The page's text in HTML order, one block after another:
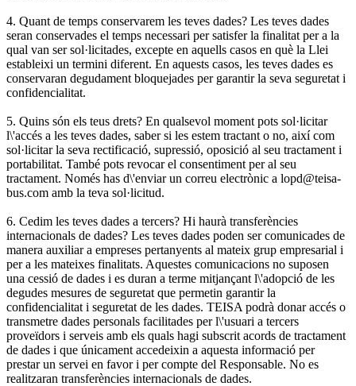
4. Quant de temps conservarem les teves dades? Les teves dades
seran conservades el temps necessari per satisfer la finalitat per a la
qual van ser sol·licitades, excepte en aquells casos en què la Llei
estableixi un termini diferent. En aquests casos, les teves dades es
conservaran degudament bloquejades per garantir la seva seguretat i
confidencialitat.
5. Quins són els teus drets? En qualsevol moment pots sol·licitar
l\'accés a les teves dades, saber si les estem tractant o no, així com
sol·licitar la seva rectificació, supressió, oposició al seu tractament i
portabilitat. També pots revocar el consentiment per al seu
tractament. Només has d\'enviar un correu electrònic a lopd@teisa-
bus.com amb la teva sol·licitud.
6. Cedim les teves dades a tercers? Hi haurà transferències
internacionals de dades? Les teves dades poden ser comunicades de
manera auxiliar a empreses pertanyents al mateix grup empresarial i
per a les mateixes finalitats. Aquestes comunicacions no suposen
una cessió de dades i es duran a terme mitjançant l\'adopció de les
degudes mesures de seguretat que permetin garantir la
confidencialitat i seguretat de les dades. TEISA podrà donar accés o
transmetre dades personals facilitades per l\'usuari a tercers
proveïdors i serveis amb els quals hagi subscrit acords de tractament
de dades i que únicament accedeixin a aquesta informació per
prestar un servei en favor i per compte del Responsable. No es
realitzaran transferències internacionals de dades.